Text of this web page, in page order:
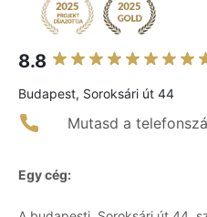
8.8
Budapest, Soroksári út 44
Mutasd a
Egy cég: